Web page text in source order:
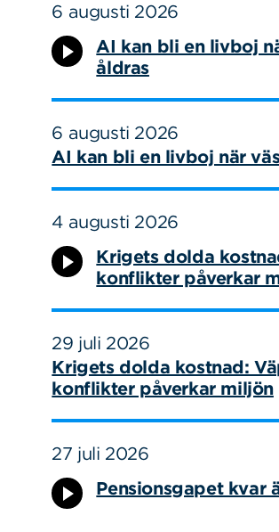
6 augusti 2026
AI kan bli en livboj
åldras
6 augusti 2026
AI kan bli en livboj när
4 augusti 2026
Krigets dolda
konflikter påverkar
29 juli 2026
Krigets dolda kostnad:
konflikter påverkar miljön
27 juli 2026
Pensionsgapet kvar